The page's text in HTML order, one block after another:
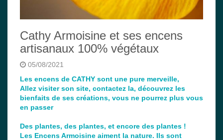
Cathy Armoisine et ses encens
artisanaux 100% végétaux
05/08/2021
Les encens de CATHY sont une pure merveille,
Allez visiter son site, contactez la, découvrez les
bienfaits de ses créations, vous ne pourrez plus vous
en passer
Des plantes, des plantes, et encore des plantes !
Les Encens Armoisine aiment la nature. Ils sont